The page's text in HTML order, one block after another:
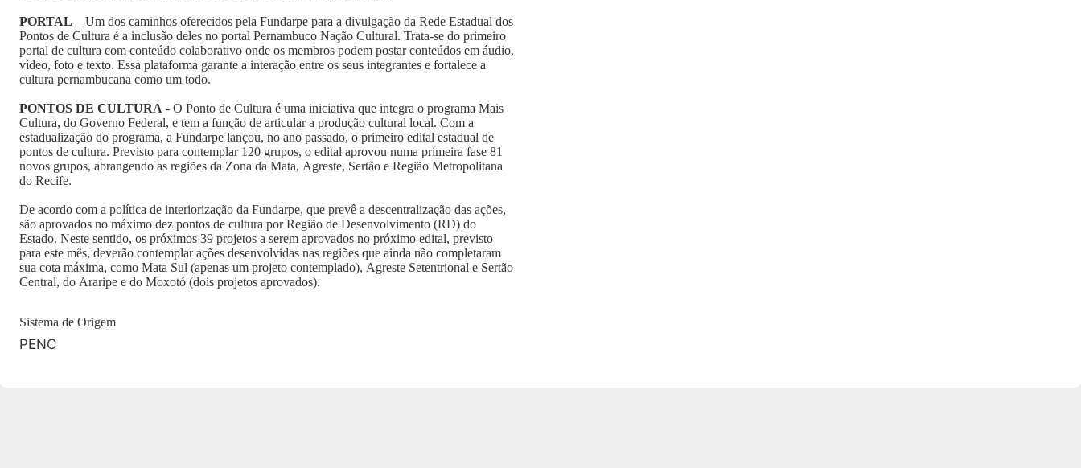
PORTAL – Um dos caminhos oferecidos pela Fundarpe para a divulgação da Rede Estadual dos
Pontos de Cultura é a inclusão deles no portal Pernambuco Nação Cultural. Trata-se do primeiro
portal de cultura com conteúdo colaborativo onde os membros podem postar conteúdos em áudio,
vídeo, foto e texto. Essa plataforma garante a interação entre os seus integrantes e fortalece a
cultura pernambucana como um todo.
PONTOS DE CULTURA - O Ponto de Cultura é uma iniciativa que integra o programa Mais
Cultura, do Governo Federal, e tem a função de articular a produção cultural local. Com a
estadualização do programa, a Fundarpe lançou, no ano passado, o primeiro edital estadual de
pontos de cultura. Previsto para contemplar 120 grupos, o edital aprovou numa primeira fase 81
novos grupos, abrangendo as regiões da Zona da Mata, Agreste, Sertão e Região Metropolitana
do Recife.
De acordo com a política de interiorização da Fundarpe, que prevê a descentralização das ações,
são aprovados no máximo dez pontos de cultura por Região de Desenvolvimento (RD) do
Estado. Neste sentido, os próximos 39 projetos a serem aprovados no próximo edital, previsto
para este mês, deverão contemplar ações desenvolvidas nas regiões que ainda não completaram
sua cota máxima, como Mata Sul (apenas um projeto contemplado), Agreste Setentrional e Sertão
Central, do Araripe e do Moxotó (dois projetos aprovados).
Sistema de Origem
PENC